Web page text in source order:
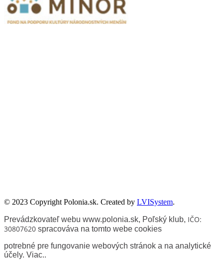
© 2023 Copyright Polonia.sk. Created by LVISystem.
Prevádzkovateľ webu www.polonia.sk, Poľský klub, IČO:
30807620 spracováva na tomto webe cookies
potrebné pre fungovanie webových stránok a na analytické
účely. Viac..